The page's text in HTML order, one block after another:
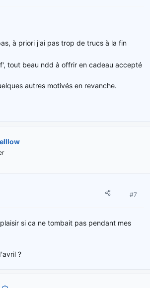
à priori j'ai pas trop de trucs à la fin
tout beau ndd à offrir en cadeau accepté
autres motivés en revanche.
#7
si ca ne tombait pas pendant mes
?